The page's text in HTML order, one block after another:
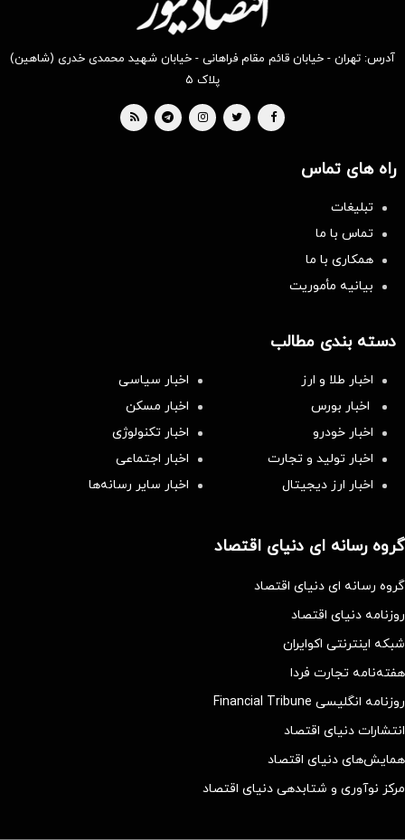
آدرس: تهران - خیابان قائم مقام فراهانی - خیابان شهید محمدی خدری (شاهین)
پلاک ۵
راه های تماس
تبلیغات
تماس با ما
همکاری با ما
بیانیه مأموریت
دسته بندی مطالب
اخبار طلا و ارز
اخبار سیاسی
اخبار بورس
اخبار مسکن
اخبار خودرو
اخبار تکنولوژی
اخبار تولید و تجارت
اخبار اجتماعی
اخبار ارز دیجیتال
اخبار سایر رسانه‌‌ها
گروه رسانه ای دنیای اقتصاد
گروه رسانه ای دنیای اقتصاد
روزنامه دنیای اقتصاد
شبکه اینترنتی اکوایران
هفته‌نامه تجارت فردا
روزنامه انگلیسی Financial Tribune
انتشارات دنیای اقتصاد
همایش‌های دنیای اقتصاد
مرکز نوآوری و شتابدهی دنیای اقتصاد